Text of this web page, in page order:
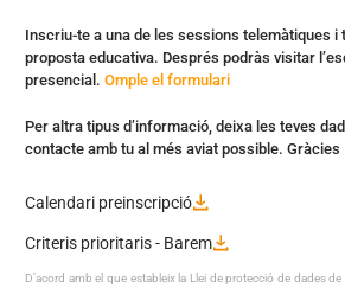
Inscriu-te a una de les sessions telemàtiques i
proposta educativa. Després podràs visitar
presencial. Omple el formulari
Per altra tipus d’informació, deixa les teves
contacte amb tu al més aviat possible. Gràcies
Calendari preinscripció
Criteris prioritaris - Barem
D’acord amb el que estableix la Llei de protecció de dades